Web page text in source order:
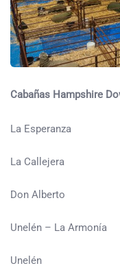
Cabañas Hampshire
La Esperanza
La Callejera
Don Alberto
Unelén – La Armonía
Unelén